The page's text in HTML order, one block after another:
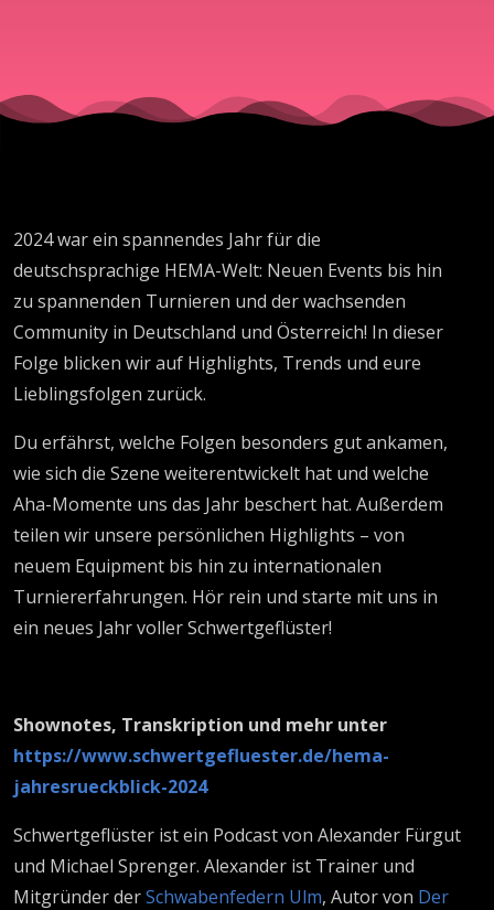
2024 war ein spannendes Jahr für die
deutschsprachige HEMA-Welt: Neuen Events bis hin
zu spannenden Turnieren und der wachsenden
Community in Deutschland und Österreich! In dieser
Folge blicken wir auf Highlights, Trends und eure
Lieblingsfolgen zurück.
Du erfährst, welche Folgen besonders gut ankamen,
wie sich die Szene weiterentwickelt hat und welche
Aha-Momente uns das Jahr beschert hat. Außerdem
teilen wir unsere persönlichen Highlights – von
neuem Equipment bis hin zu internationalen
Turniererfahrungen. Hör rein und starte mit uns in
ein neues Jahr voller Schwertgeflüster!
Shownotes, Transkription und mehr unter
https://www.schwertgefluester.de/hema-
jahresrueckblick-2024
Schwertgeflüster ist ein Podcast von Alexander Fürgut
und Michael Sprenger. Alexander ist Trainer und
Mitgründer derSchwabenfedern Ulm, Autor von Der